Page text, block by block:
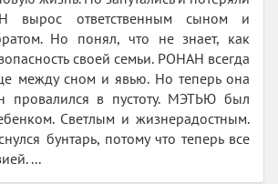
вырос ответственным сыном и
Но понял, что не знает, как
своей семьи. РОНАН всегда
между сном и явью. Но теперь она
провалился в пустоту. МЭТЬЮ был
Светлым и жизнерадостным.
бунтарь, потому что теперь все
...